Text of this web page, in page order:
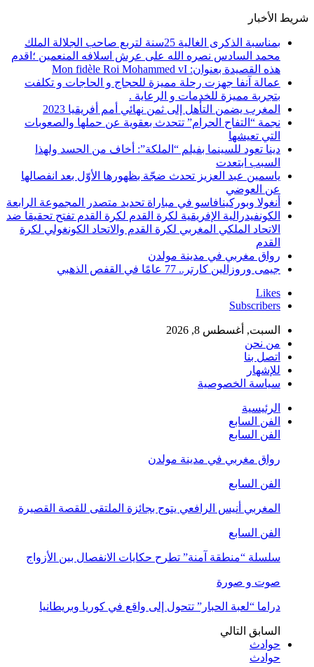
شريط الأخبار
بمناسبة الذكرى الغالية 25سنة لتربع صاحب الجلالة الملك
محمد السادس نصره الله على عرش اسلافه المنعمين ؛اقدم
هذه القصيدة بعنوان: Mon fidèle Roi Mohammed vI
عمالة آنفا جهزت رحلة مميزة للحجاج و الحاجات و تكلفت
بتجربة مميزة للخدمات و الرعاية .
المغرب يضمن التأهل إلى ثمن نهائي أمم أفريقيا 2023
نجمة “التفاح الحرام” تتحدث بعقوية عن حملها والصعوبات
التي تعيشها
دينا تعود للسينما بفيلم “الملكة”: أخاف من الحسد ولهذا
السبب ابتعدت
ياسمين عبد العزيز تحدث ضجّة بظهورها الأوّل بعد انفصالها
عن العوضي
أنغولا وبوركينافاسو في مباراة تحديد متصدر المجموعة الرابعة
الكونفيدرالية الإفريقية لكرة القدم لكرة القدم تفتح تحقيقا ضد
الاتحاد الملكي المغربي لكرة القدم والاتحاد الكونغولي لكرة
القدم
رواق مغربي في مدينة مولدن
جيمى وروزالين كارتر.. 77 عامًا في القفص الذهبي
Likes
Subscribers
السبت, أغسطس 8, 2026
من نحن
اتصل بنا
للإشهار
سياسة الخصوصية
الرئيسية
الفن السابع
الفن السابع
رواق مغربي في مدينة مولدن
الفن السابع
المغربي أنيس الرافعي يتوج بجائزة الملتقى للقصة القصيرة
الفن السابع
سلسلة “منطقة آمنة” تطرح حكايات الانفصال بين الأزواج
صوت و صورة
دراما “لعبة الحبار” تتحول إلى واقع في كوريا وبريطانيا
السابق التالي
حوادث
حوادث